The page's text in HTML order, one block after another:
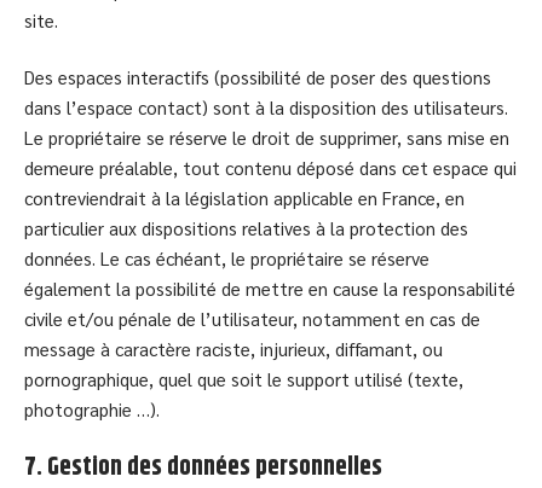
site.
Des espaces interactifs (possibilité de poser des questions
dans l’espace contact) sont à la disposition des utilisateurs.
Le propriétaire se réserve le droit de supprimer, sans mise en
demeure préalable, tout contenu déposé dans cet espace qui
contreviendrait à la législation applicable en France, en
particulier aux dispositions relatives à la protection des
données. Le cas échéant, le propriétaire se réserve
également la possibilité de mettre en cause la responsabilité
civile et/ou pénale de l’utilisateur, notamment en cas de
message à caractère raciste, injurieux, diffamant, ou
pornographique, quel que soit le support utilisé (texte,
photographie …).
7. Gestion des données personnelles